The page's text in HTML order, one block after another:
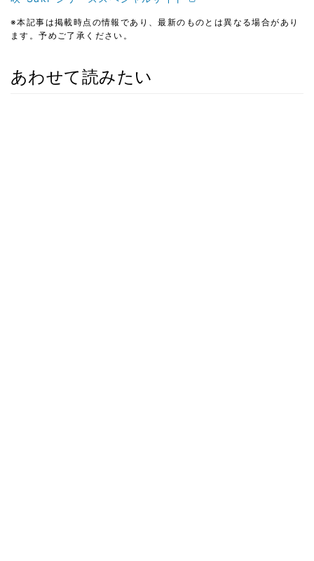
※本記事は掲載時点の情報であり、最新のものとは異なる場合があり
ます。予めご了承ください。
あわせて読みたい